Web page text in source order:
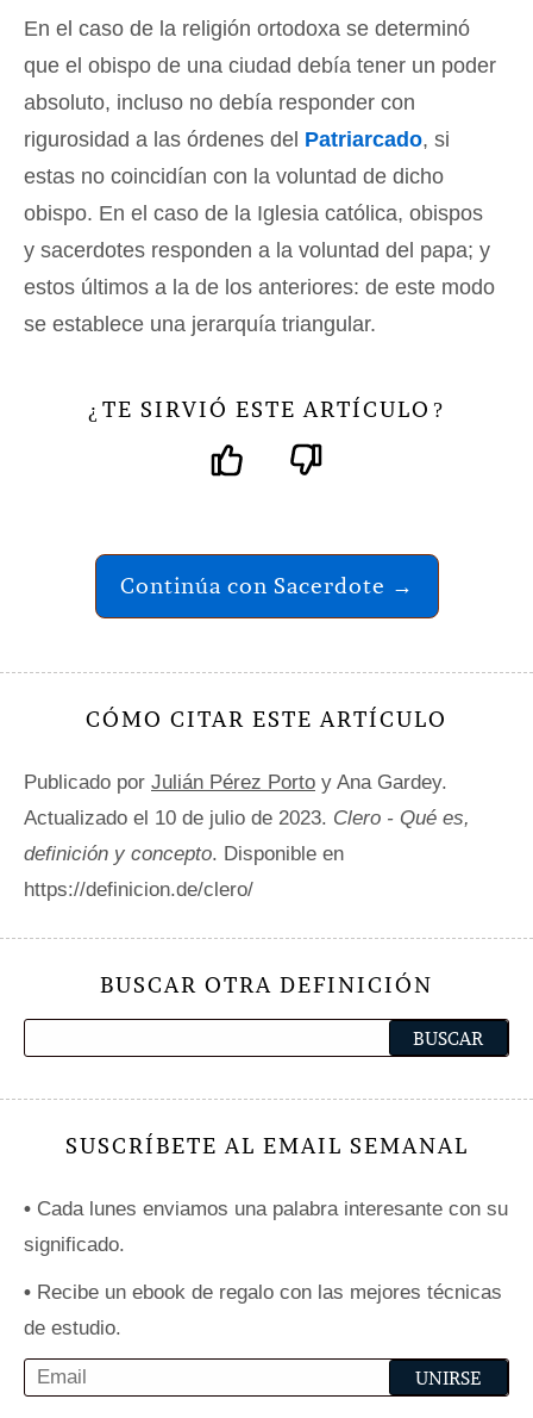
En el caso de la religión ortodoxa se determinó
que el obispo de una ciudad debía tener un poder
absoluto, incluso no debía responder con
rigurosidad a las órdenes del Patriarcado, si
estas no coincidían con la voluntad de dicho
obispo. En el caso de la Iglesia católica, obispos
y sacerdotes responden a la voluntad del papa; y
estos últimos a la de los anteriores: de este modo
se establece una jerarquía triangular.
¿ TE SIRVIÓ ESTE ARTÍCULO ?
Continúa con Sacerdote →
CÓMO CITAR ESTE ARTÍCULO
Publicado por Julián Pérez Porto y Ana Gardey.
Actualizado el 10 de julio de 2023. Clero - Qué es,
definición y concepto. Disponible en
https://definicion.de/clero/
BUSCAR OTRA DEFINICIÓN
SUSCRÍBETE AL EMAIL SEMANAL
• Cada lunes enviamos una palabra interesante con su
significado.
• Recibe un ebook de regalo con las mejores técnicas
de estudio.